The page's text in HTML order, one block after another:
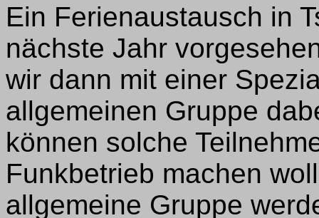
Ein Ferienaustausch in
nächste Jahr
wir dann mit einer
allgemeinen Gruppe
können solche
Funkbetrieb machen
allgemeine Gruppe